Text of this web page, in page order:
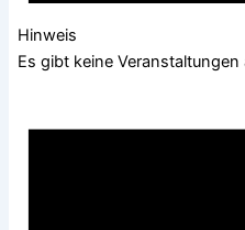
Hinweis
Es gibt keine Veranstaltungen